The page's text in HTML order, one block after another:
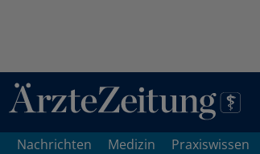
Direkt zum Inhaltsbereich
Nachrichten Medizin Praxiswissen